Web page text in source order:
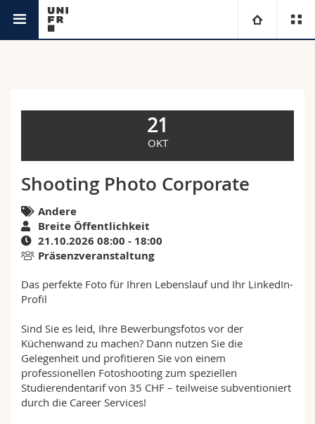
Universität
Weiterbildung
Wirtschafts- und Sozialwissenschaftliche Fak.
Philosophische Fak.
Fak. für Erziehungs- und Bildungswissenschaften
Math.-Nat. und Med. Fak.
Interfakultär
Studierende
Medien
Forschende
Mitarbeitende
Doktorierende
Ressourcen
Personenverzeichnis
Ortsplan
Bibliotheken
Webmail
Vorlesungsverzeichnis
MyUnifr
21
OKT
Shooting Photo Corporate
Andere
Breite Öffentlichkeit
21.10.2026 08:00 - 18:00
Präsenzveranstaltung
Das perfekte Foto für Ihren Lebenslauf und Ihr LinkedIn-
Profil
Sind Sie es leid, Ihre Bewerbungsfotos vor der
Küchenwand zu machen? Dann nutzen Sie die
Gelegenheit und profitieren Sie von einem
professionellen Fotoshooting zum speziellen
Studierendentarif von 35 CHF – teilweise subventioniert
durch die Career Services!